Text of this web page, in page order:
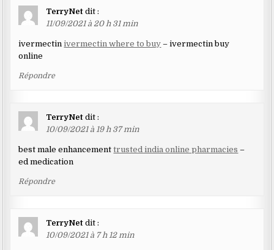
TerryNet dit :
11/09/2021 à 20 h 31 min
ivermectinivermectin where to buy – ivermectin buy
online
Répondre
TerryNet dit :
10/09/2021 à 19 h 37 min
best male enhancementtrusted india online pharmacies –
ed medication
Répondre
TerryNet dit :
10/09/2021 à 7 h 12 min